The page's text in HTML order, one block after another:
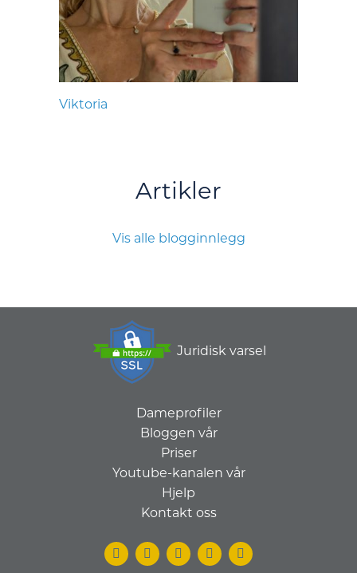
Viktoria
Artikler
Vis alle blogginnlegg
Juridisk varsel
Dameprofiler
Bloggen vår
Priser
Youtube-kanalen vår
Hjelp
Kontakt oss